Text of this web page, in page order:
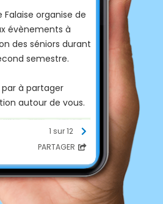
Falaise organise de
évènements à
des séniors durant
semestre.
par à partager
autour de vous.
1 sur 12
PARTAGER